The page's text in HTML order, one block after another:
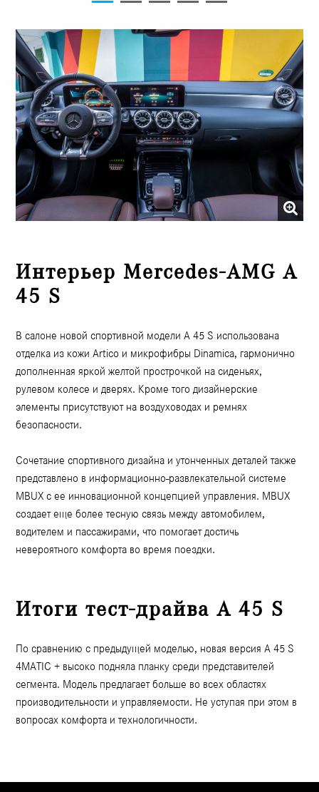
Интерьер Mercedes-AMG A
45 S
В салоне новой спортивной модели А 45 S использована
отделка из кожи Artico и микрофибры Dinamica, гармонично
дополненная яркой желтой прострочкой на сиденьях,
рулевом колесе и дверях. Кроме того дизайнерские
элементы присутствуют на воздуховодах и ремнях
безопасности.
Сочетание спортивного дизайна и утонченных деталей также
представлено ​​в информационно-развлекательной системе
MBUX с ее инновационной концепцией управления. MBUX
создает еще более тесную связь между автомобилем,
водителем и пассажирами, что помогает достичь
невероятного комфорта во время поездки.
Итоги тест-драйва A 45 S
По сравнению с предыдущей моделью, новая версия A 45 S
4MATIC + высоко подняла планку среди представителей
сегмента. Модель предлагает больше во всех областях
производительности и управляемости. Не уступая при этом в
вопросах комфорта и технологичности.